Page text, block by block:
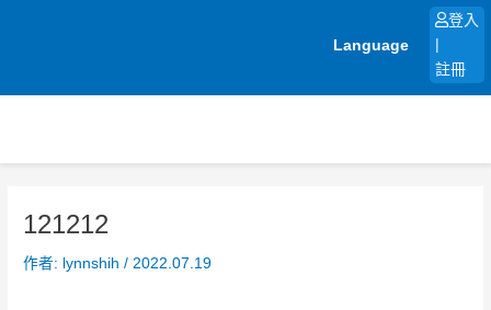
Language
登入
註冊
121212
作者: lynnshih/ 2022.07.19